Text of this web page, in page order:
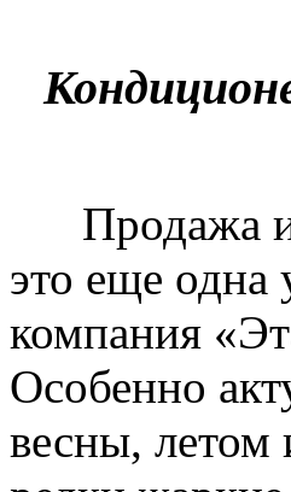
Продажа и
это еще одна
компания
Особенно
весны, летом